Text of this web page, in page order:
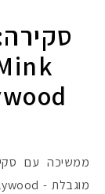
ממשיכה עם סקירת המוצרים שרכשתי מהקולקציה במהדורה